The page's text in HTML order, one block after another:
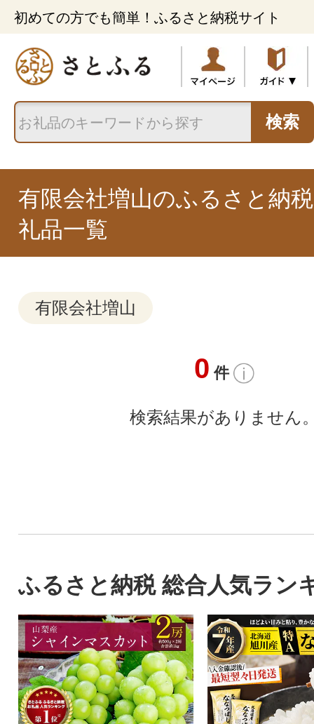
初めての方でも簡単！ふるさと納税サイト
検索
有限会社増山のふるさと納
礼品一覧
有限会社増山
0 件
検索結果がありません
ふるさと納税 総合人気ラン